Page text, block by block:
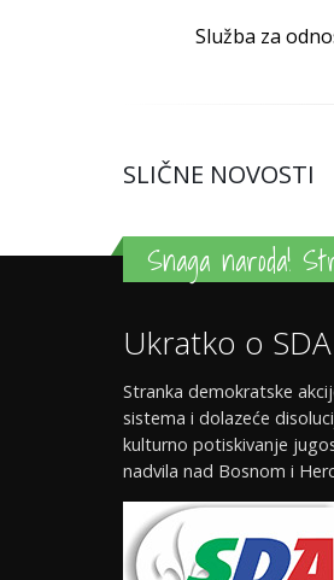
Služba za
SLIČNE NOVOSTI
Snaga naroda!
Ukratko o SDA
Stranka demokratske
sistema i dolazeće
kulturno potiskivanje
nadvila nad Bosnom i